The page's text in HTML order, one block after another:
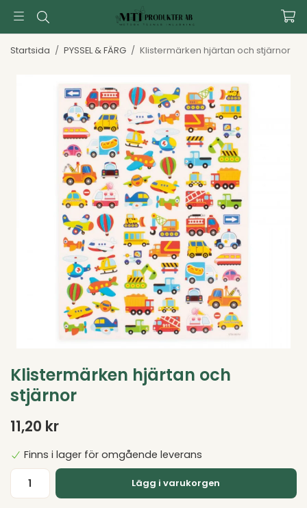
Startsida / PYSSEL & FÄRG / Klistermärken hjärtan och stjärnor
Klistermärken hjärtan och
stjärnor
11,20 kr
Finns i lager för omgående leverans
Lägg i varukorgen